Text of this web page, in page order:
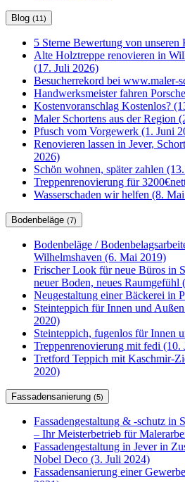
Blog (11)
5 Sterne Bewertung von
Alte Holztreppe renovieren in
(17. Juli 2026)
Besucherrekord bei www.maler-
Handwerksmeister fahren
Kostenvoranschlag Kostenlos?
Maler Schortens aus der Region
Pfusch vom Vorgewerk (1. Juni
Renovieren lassen in Jever,
2026)
Schön wohnen, später zahlen
Treppenrenovierung für
Wasserschaden wir helfen (8.
Bodenbeläge (7)
Bodenbeläge /
Wilhelmshaven (6. Mai 2019)
Frischer Look für neue Büros in
neuer Boden, neues Raumgefühl
Neugestaltung einer Bäckerei in
Steinteppich für Innen und
2020)
Steinteppich, fugenlos für Innen
Treppenrenovierung mit fedi (10.
Tretford Teppich mit Kaschmir-
2020)
Fassadensanierung (5)
Fassadengestaltung & -schutz in
– Ihr Meisterbetrieb für
Fassadengestaltung in Jever in
Nobel Deco (3. Juli 2024)
Fassadensanierung einer